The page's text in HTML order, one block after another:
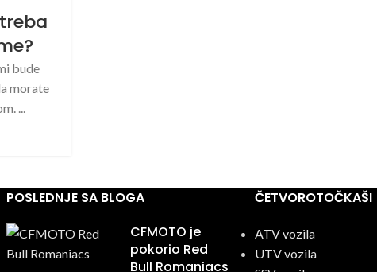
bude
morate
...
POSLEDNJE SA BLOGA
CFMOTO je
pokorio Red
Bull Romaniacs
ČETVOROTOČKAŠI
ATV vozila
UTV vozila